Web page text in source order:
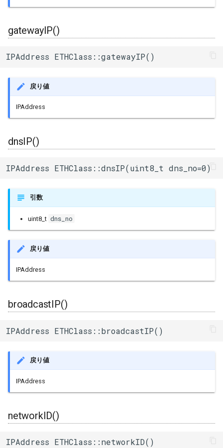
gatewayIP()
IPAddress ETHClass::gatewayIP()
戻り値
IPAddress
dnsIP()
IPAddress ETHClass::dnsIP(uint8_t dns_no=0)
引数
uint8_t dns_no
戻り値
IPAddress
broadcastIP()
IPAddress ETHClass::broadcastIP()
戻り値
IPAddress
networkID()
IPAddress ETHClass::networkID()